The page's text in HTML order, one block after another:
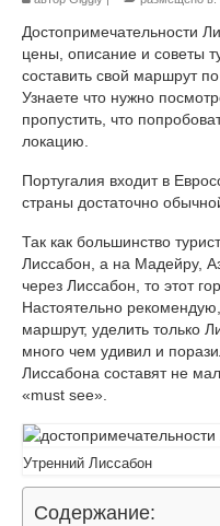
Венеция город
описание, карта
Экскурсии в
Неаполь
Цены в Неаполе
Остров
кусочек рая на
бесплатно
Сицилийские
и восхождение на
Достопримечательности
цены, описание и советы
составить свой маршрут
Узнаете что нужно
пропустить, что
локацию.
Португалия входит в
страны достаточно
Так как большинство
Лиссабон, а на Мадейру,
через Лиссабон, то этот
Настоятельно
маршрут, уделить только
много чем удивил и
Лиссабона составят не
«must see».
Утренний Лиссабон
Содержание: